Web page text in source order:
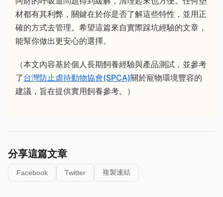
材都有其利弊，關鍵在於你是否了解這些特性，並用正
確的方式去管理。希望這篇來自實際踩坑經驗的文章，
能幫你做出更安心的選擇。
（本文內容基於個人長期飼養經驗與產品測試，並參考
了台灣防止虐待動物協會(SPCA)關於寵物環境豐容的
建議，旨在提供實用飼養參考。）
分享這篇文章
Facebook Twitter 複製連結